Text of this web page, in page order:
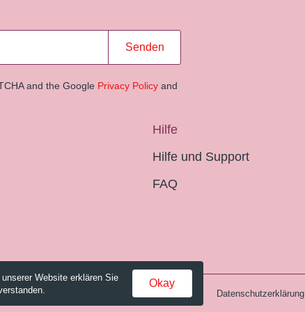
Senden
and the Google Privacy Policy and
Hilfe
Hilfe und Support
FAQ
Impressum Gebühren und AGB Datenschutzerklärung
Website erklären Sie
Okay